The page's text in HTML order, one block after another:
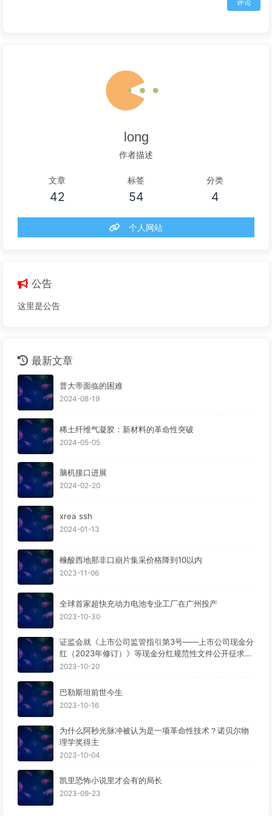
评论
long
作者描述
文章
42
标签
54
分类
4
个人网站
公告
这里是公告
最新文章
普大帝面临的困难
2024-08-19
稀土纤维气凝胶：新材料的革命性突破
2024-05-05
脑机接口进展
2024-02-20
xrea ssh
2024-01-13
橼酸西地那非口崩片集采价格降到10以内
2023-11-06
全球首家超快充动力电池专业工厂在广州投产
2023-10-30
证监会就《上市公司监管指引第3号——上市公司现金分
红（2023年修订）》等现金分红规范性文件公开征求意
见。
2023-10-20
巴勒斯坦前世今生
2023-10-16
为什么阿秒光脉冲被认为是一项革命性技术？诺贝尔物
理学奖得主
2023-10-04
凯里恐怖小说里才会有的局长
2023-09-23